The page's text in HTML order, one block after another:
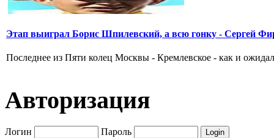
Этап выиграл Борис Шпилевский, а всю гонку - Сергей
Последнее из Пяти колец Москвы - Кремлевское - как и
Авторизация
Логин Пароль